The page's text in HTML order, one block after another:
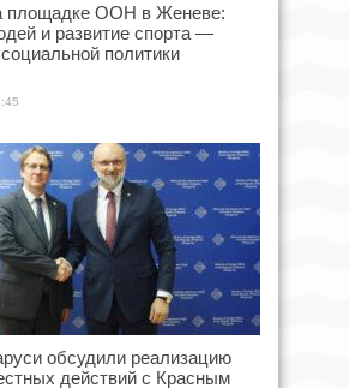
площадке ООН в Женеве:
и развитие спорта —
политики
обсудили реализацию
действий с Красным